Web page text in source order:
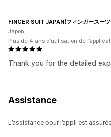
Thank you for the detailed
FINGER SUIT JAPAN(フィンガースー
Japon
Plus de 4 ans d’utilisation de
Assistance
L’assistance pour l’appli est